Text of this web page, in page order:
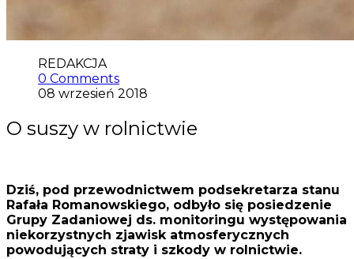
REDAKCJA
0 Comments
08 wrzesień 2018
O suszy w rolnictwie
Dziś, pod przewodnictwem podsekretarza stanu
Rafała Romanowskiego, odbyło się posiedzenie
Grupy Zadaniowej ds. monitoringu występowania
niekorzystnych zjawisk atmosferycznych
powodujących straty i szkody w rolnictwie.